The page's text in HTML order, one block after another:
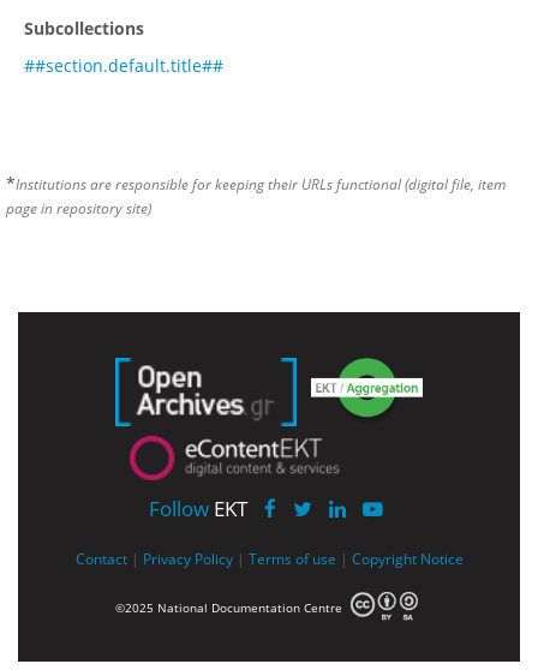
Subcollections
##section.default.title##
*Institutions are responsible for keeping their URLs functional (digital file, item
page in repository site)
Follow EKT
Contact | Privacy Policy | Terms of use | Copyright Notice
©2025 National Documentation Centre